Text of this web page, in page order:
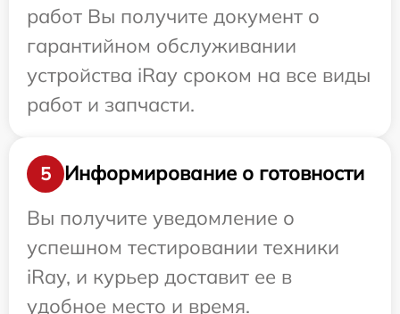
работ Вы получите документ о
гарантийном обслуживании
устройства iRay сроком на все виды
работ и запчасти.
5
Информирование о готовности
Вы получите уведомление о
успешном тестировании техники
iRay, и курьер доставит ее в
удобное место и время.